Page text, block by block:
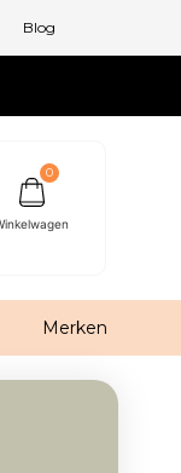
Blog
0
Merken